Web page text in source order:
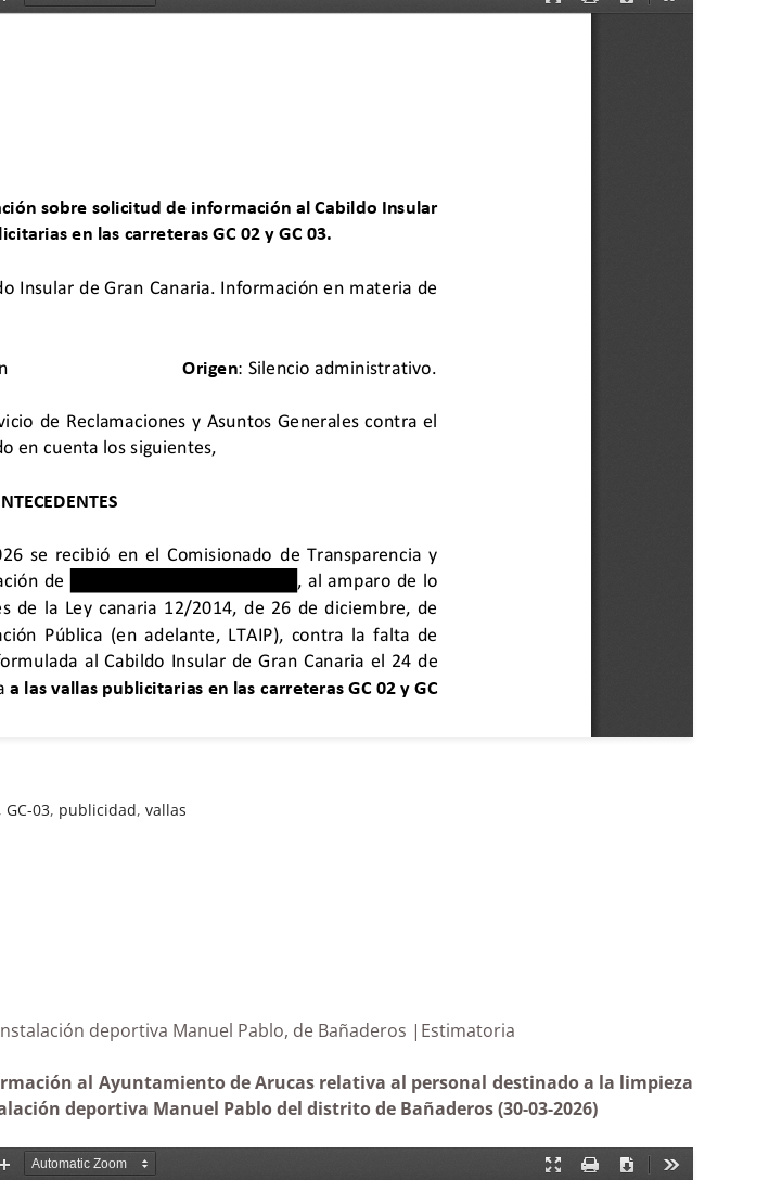
, GC-03, publicidad,vallas
instalación deportiva Manuel Pablo, de Bañaderos |Estimatoria
al Ayuntamiento de Arucas relativa al personal destinado a la limpieza
deportiva Manuel Pablo del distrito de Bañaderos (30-03-2026)